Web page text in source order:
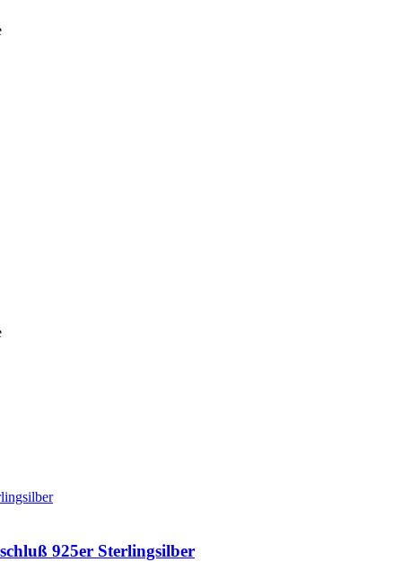
925er Sterlingsilber